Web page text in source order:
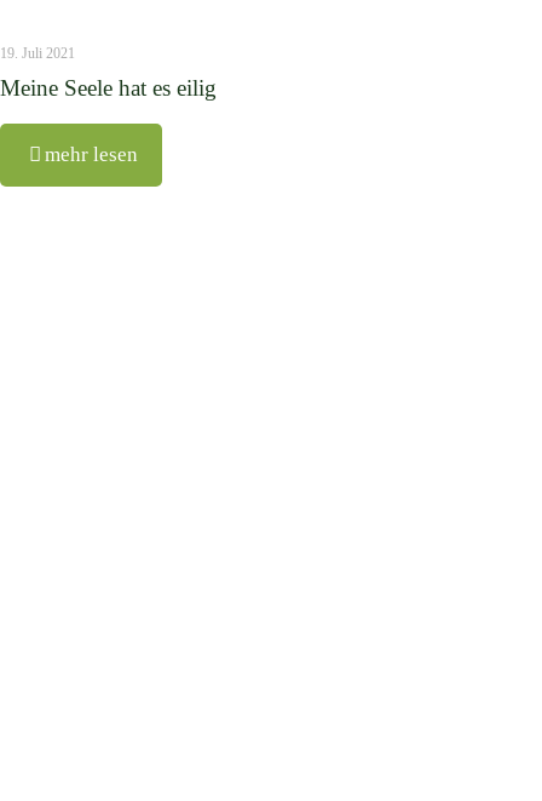
19. Juli 2021
Meine Seele hat es eilig
mehr lesen